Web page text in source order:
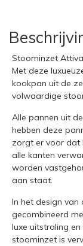
Stoominzet
Met deze
kookpan uit de
volwaardige
Alle pannen uit
hebben deze
zorgt er voor dat
alle kanten
worden
aan staat.
In het design van
gecombineerd
luxe uitstraling
stoominzet is